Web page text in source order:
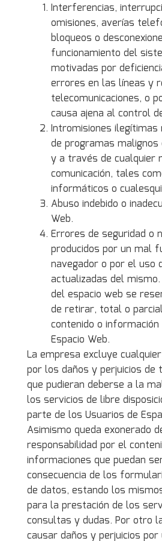
Interferencias,
omisiones, averías
bloqueos o
funcionamiento del
motivadas por
errores en las líneas y
telecomunicaciones, o
causa ajena al control
Intromisiones ilegítimas
de programas malignos
y a través de cualquier
comunicación, tales
informáticos o
Abuso indebido o
Web.
Errores de seguridad o
producidos por un mal
navegador o por el uso
actualizadas del
del espacio web se
de retirar, total o
contenido o
Espacio Web.
La empresa excluye
por los daños y perjuicios de
que pudieran deberse a la
los servicios de libre
parte de los Usuarios de
Asimismo queda exonerado
responsabilidad por el
informaciones que puedan
consecuencia de los
de datos, estando los
para la prestación de los
consultas y dudas. Por otro
causar daños y perjuicios